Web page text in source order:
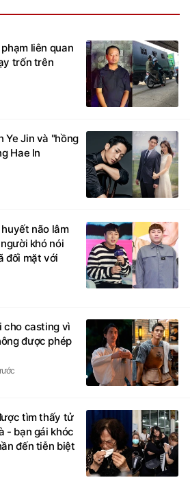
liên quan
trốn trên
Ye Jin và "hồng
Hae In
não lâm
khó nói
đối mặt với
cho casting vì
được phép
tìm thấy tử
- bạn gái khóc
đến tiễn biệt